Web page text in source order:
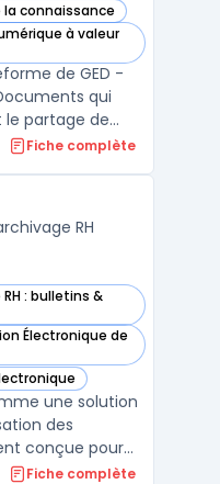
connaissance
catégorie
à valeur
catégorie
de GED -
qui
partage de
Elle permet
des
Fiche complète
RH
: bulletins &
Électronique de
une solution
des
conçue pour
Fiche complète